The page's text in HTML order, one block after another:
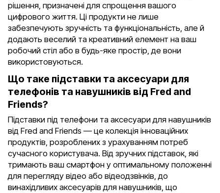
рішення, призначені для спрощення вашого
цифрового життя. Ці продукти не лише
забезпечують зручність та функціональність, але й
додають веселий та креативний елемент на ваш
робочий стіл або в будь-яке простір, де вони
використовуються.
Що таке підставки та аксесуари для
телефонів та навушників від Fred and
Friends?
Підставки під телефони та аксесуари для навушників
від Fred and Friends — це колекція інноваційних
продуктів, розроблених з урахуванням потреб
сучасного користувача. Від зручних підставок, які
тримають ваш смартфон у оптимальному положенні
для перегляду відео або відеодзвінків, до
винахідливих аксесуарів для навушників, що